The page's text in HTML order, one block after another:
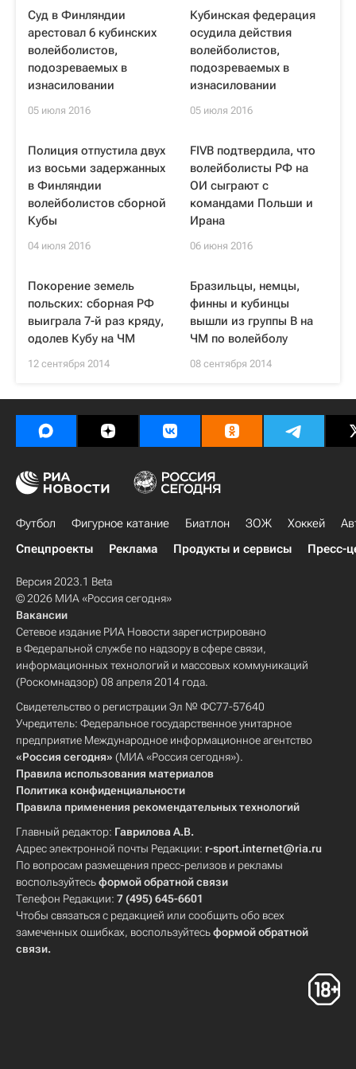
Суд в Финляндии
арестовал 6 кубинских
волейболистов,
подозреваемых в
изнасиловании
05 июля 2016
Кубинская федерация
осудила действия
волейболистов,
подозреваемых в
изнасиловании
05 июля 2016
Полиция отпустила двух
из восьми задержанных
в Финляндии
волейболистов сборной
Кубы
04 июля 2016
FIVB подтвердила, что
волейболисты РФ на
ОИ сыграют с
командами Польши и
Ирана
06 июня 2016
Покорение земель
польских: сборная РФ
выиграла 7-й раз кряду,
одолев Кубу на ЧМ
12 сентября 2014
Бразильцы, немцы,
финны и кубинцы
вышли из группы B на
ЧМ по волейболу
08 сентября 2014
Футбол Фигурное катание Биатлон ЗОЖ Хоккей
Спецпроекты
Реклама Продукты и сервисы Пресс-
Версия 2023.1 Beta
© 2026 МИА «Россия сегодня»
Вакансии
Сетевое издание РИА Новости зарегистрировано
в Федеральной службе по надзору в сфере связи,
информационных технологий и массовых коммуникаций
(Роскомнадзор) 08 апреля 2014 года.
Свидетельство о регистрации Эл № ФС77-57640
Учредитель: Федеральное государственное унитарное
предприятие Международное информационное агентство
«Россия сегодня» (МИА «Россия сегодня»).
Правила использования материалов
Политика конфиденциальности
Правила применения рекомендательных технологий
Главный редактор: Гаврилова А.В.
Адрес электронной почты Редакции: r-sport.internet@ria.ru
По вопросам размещения пресс-релизов и рекламы
воспользуйтесьформой обратной связи
Телефон Редакции: 7 (495) 645-6601
Чтобы связаться с редакцией или сообщить обо всех
замеченных ошибках, воспользуйтесьформой обратной
связи.